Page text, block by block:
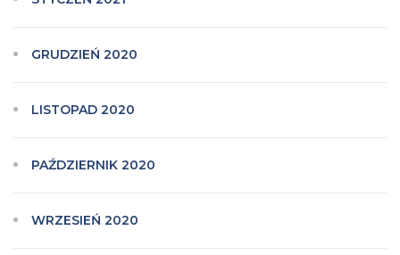
GRUDZIEŃ 2020
LISTOPAD 2020
PAŹDZIERNIK 2020
WRZESIEŃ 2020